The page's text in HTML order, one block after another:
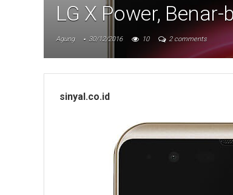
LG X Power,
Agung 30/12/2016 10 2 comments
sinyal.co.id